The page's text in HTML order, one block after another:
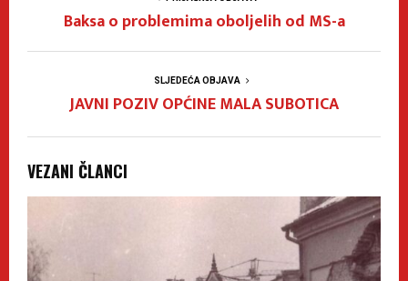
Baksa o problemima oboljelih od MS-a
SLJEDEĆA OBJAVA
JAVNI POZIV OPĆINE MALA SUBOTICA
VEZANI ČLANCI